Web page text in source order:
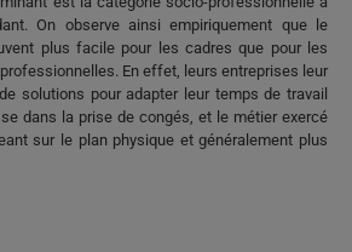
On observe ainsi empiriquement que le
plus facile pour les cadres que pour les
En effet, leurs entreprises leur
solutions pour adapter leur temps de travail
dans la prise de congés, et le métier exercé
sur le plan physique et généralement plus